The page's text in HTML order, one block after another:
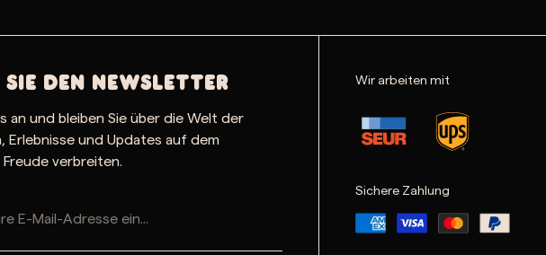
Sie den Newsletter
an und bleiben Sie über die Welt der
Erlebnisse und Updates auf dem
verbreiten.
Wir arbeiten mit
Sichere Zahlung